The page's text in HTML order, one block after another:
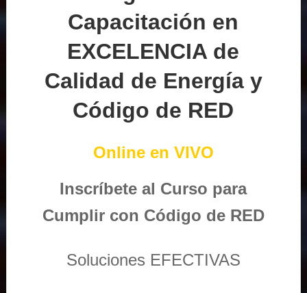
Capacitación en
EXCELENCIA de
Calidad de Energía y
Código de RED
Online en VIVO
Inscríbete al Curso para
Cumplir con Código de RED
Soluciones EFECTIVAS